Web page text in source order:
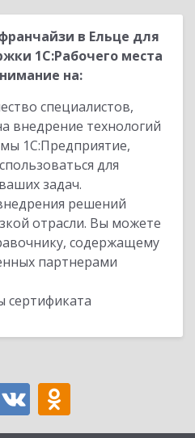
в Ельце для
1С:Рабочего места
на:
специалистов,
внедрение технологий
1С:Предприятие,
для
задач.
решений
отрасли. Вы можете
содержащему
партнерами
сертификата